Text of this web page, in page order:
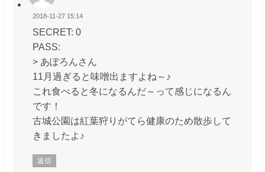
2018-11-27 15:14
SECRET: 0
PASS:
> あぽろんさん
11月過ぎると味噌出ますよね～♪
これ食べると冬になるんだ～って感じになるん
です！
古城公園は紅葉狩りがてら健康のため散歩して
きましたよ♪
返信